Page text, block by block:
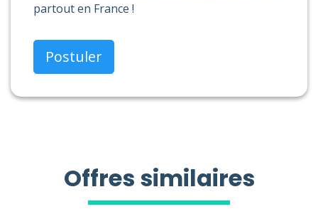
partout en France !
Postuler
Offres similaires